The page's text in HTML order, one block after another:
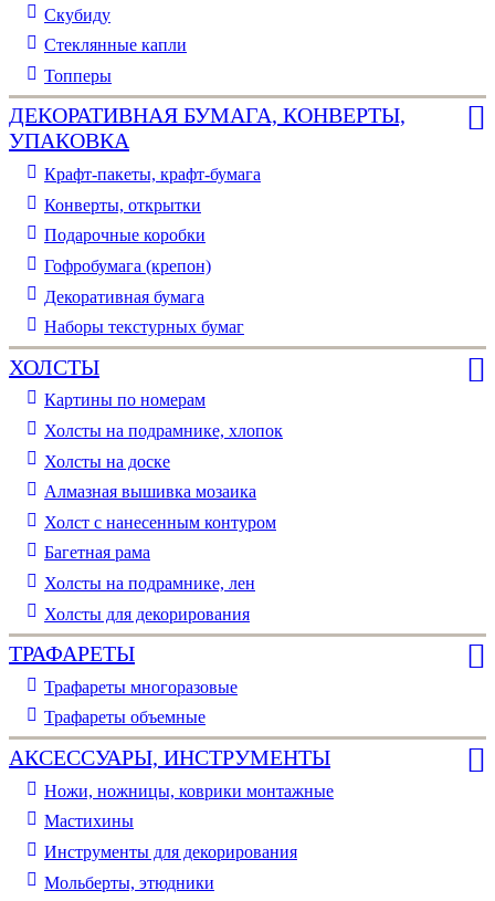
Скубиду
Стеклянные капли
Топперы
ДЕКОРАТИВНАЯ БУМАГА, КОНВЕРТЫ,
УПАКОВКА
Крафт-пакеты, крафт-бумага
Конверты, открытки
Подарочные коробки
Гофробумага (крепон)
Декоративная бумага
Наборы текстурных бумаг
ХОЛСТЫ
Картины по номерам
Холсты на подрамнике, хлопок
Холсты на доске
Алмазная вышивка мозаика
Холст с нанесенным контуром
Багетная рама
Холсты на подрамнике, лен
Холсты для декорирования
ТРАФАРЕТЫ
Трафареты многоразовые
Трафареты объемные
АКСЕССУАРЫ, ИНСТРУМЕНТЫ
Ножи, ножницы, коврики монтажные
Мастихины
Инструменты для декорирования
Мольберты, этюдники